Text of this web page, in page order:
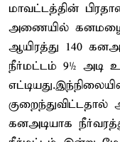
மாவட்டத்தின்
அணையில்
ஆயிரத்து 140
நீர்மட்டம் 9½ அடி
குறைந்துவிட்டதால்
கனஅடியாக